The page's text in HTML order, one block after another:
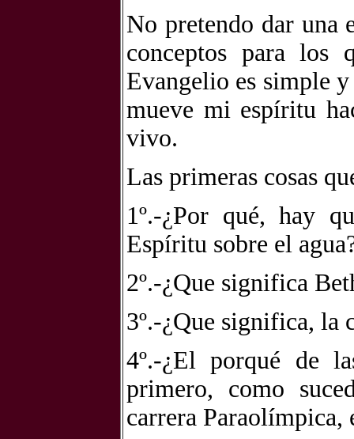
No pretendo dar una
conceptos para los
Evangelio es simple
mueve mi espíritu
vivo.
Las primeras cosas
1º.-¿Por qué, hay
Espíritu sobre el
2º.-¿Que significa
3º.-¿Que significa, la
4º.-¿El porqué de
primero, como
carrera Paraolímpica,